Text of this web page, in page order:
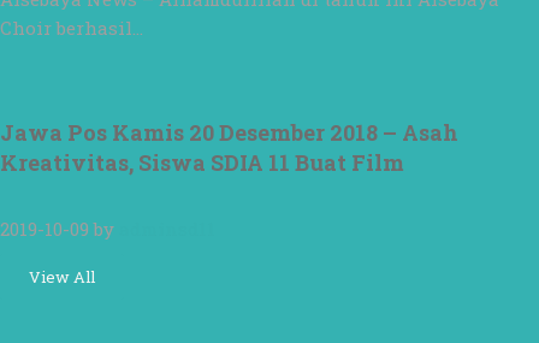
Choir berhasil…
Jawa Pos Kamis 20 Desember 2018 – Asah
Kreativitas, Siswa SDIA 11 Buat Film
2019-10-09by
View All